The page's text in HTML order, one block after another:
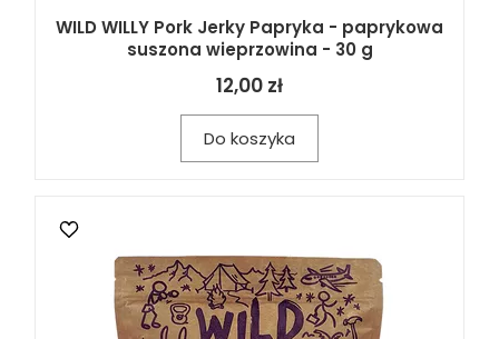
WILD WILLY Pork Jerky Papryka - paprykowa
suszona wieprzowina - 30 g
12,00 zł
Do koszyka